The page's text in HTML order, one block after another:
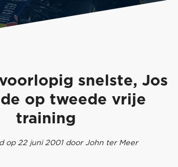
snelste, Jos
op tweede vrije
training
op 22 juni 2001 door John ter Meer